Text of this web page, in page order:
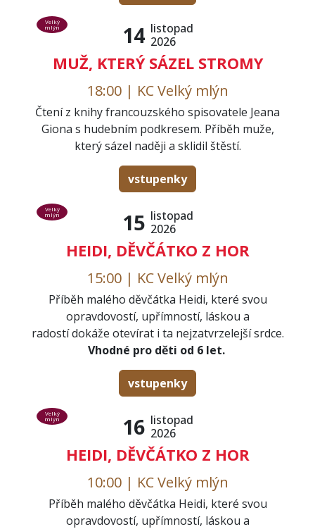
14 listopad
2026
MUŽ, KTERÝ SÁZEL STROMY
Velký
mlýn
18:00 | KC Velký mlýn
Čtení z knihy francouzského spisovatele Jeana
Giona s hudebním podkresem. Příběh muže,
který sázel naději a sklidil štěstí.
vstupenky
15 listopad
2026
HEIDI, DĚVČÁTKO Z HOR
Velký
mlýn
15:00 | KC Velký mlýn
Příběh malého děvčátka Heidi, které svou
opravdovostí, upřímností, láskou a
radostí dokáže otevírat i ta nejzatvrzelejší srdce.
Vhodné pro děti od 6 let.
vstupenky
16 listopad
2026
HEIDI, DĚVČÁTKO Z HOR
Velký
mlýn
10:00 | KC Velký mlýn
Příběh malého děvčátka Heidi, které svou
opravdovostí, upřímností, láskou a